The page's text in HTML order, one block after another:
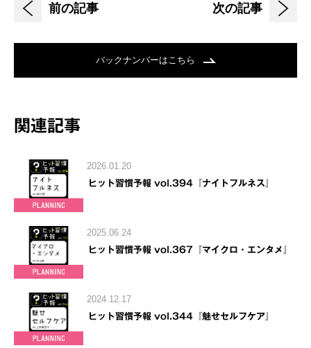
前の記事 次の記事
バックナンバーはこちら
関連記事
2026.01.20
ヒット習慣予報 vol.394『ナイトフルネス』
2025.06.24
ヒット習慣予報 vol.367『マイクロ・エンタメ』
2024.12.17
ヒット習慣予報 vol.344『魅せセルフケア』